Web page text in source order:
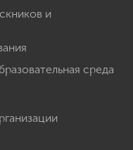
и
среда